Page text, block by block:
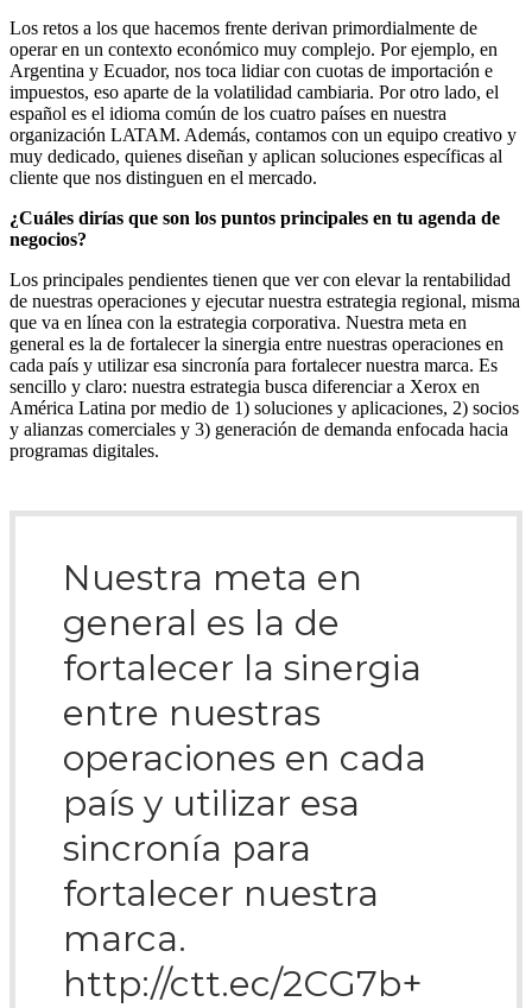
Los retos a los que hacemos frente derivan primordialmente de
operar en un contexto económico muy complejo. Por ejemplo, en
Argentina y Ecuador, nos toca lidiar con cuotas de importación e
impuestos, eso aparte de la volatilidad cambiaria. Por otro lado, el
español es el idioma común de los cuatro países en nuestra
organización LATAM. Además, contamos con un equipo creativo y
muy dedicado, quienes diseñan y aplican soluciones específicas al
cliente que nos distinguen en el mercado.
¿Cuáles dirías que son los puntos principales en tu agenda de
negocios?
Los principales pendientes tienen que ver con elevar la rentabilidad
de nuestras operaciones y ejecutar nuestra estrategia regional, misma
que va en línea con la estrategia corporativa. Nuestra meta en
general es la de fortalecer la sinergia entre nuestras operaciones en
cada país y utilizar esa sincronía para fortalecer nuestra marca. Es
sencillo y claro: nuestra estrategia busca diferenciar a Xerox en
América Latina por medio de 1) soluciones y aplicaciones, 2) socios
y alianzas comerciales y 3) generación de demanda enfocada hacia
programas digitales.
Nuestra meta en
general es la de
fortalecer la sinergia
entre nuestras
operaciones en cada
país y utilizar esa
sincronía para
fortalecer nuestra
marca.
http://ctt.ec/2CG7b+